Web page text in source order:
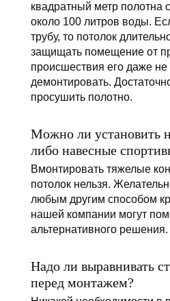
квадратный метр полотна
около 100 литров воды.
трубу, то потолок
защищать помещение от
происшествия его даже не
демонтировать.
просушить полотно.
Можно ли установить
либо навесные
Вмонтировать тяжелые
потолок нельзя.
любым другим способом
нашей компании могут
альтернативного решения.
Надо ли выравнивать
перед монтажем?